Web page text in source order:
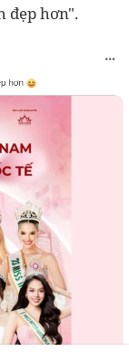
đẹp hơn".